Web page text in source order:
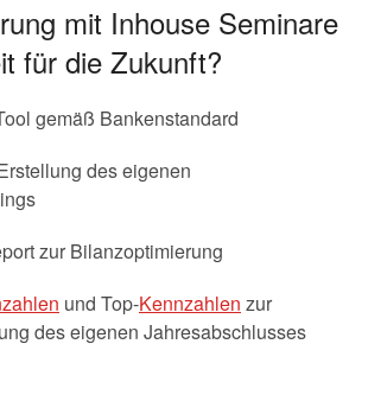
mit Inhouse Seminare
für die Zukunft?
gemäß Bankenstandard
des eigenen
zur Bilanzoptimierung
und Top-Kennzahlen zur
des eigenen Jahresabschlusses